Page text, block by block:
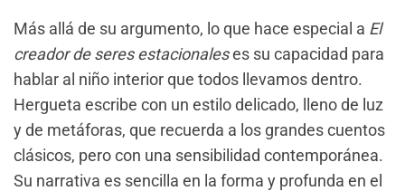
Más allá de su argumento, lo que hace especial a El
creador de seres estacionaleses su capacidad para
hablar al niño interior que todos llevamos dentro.
Hergueta escribe con un estilo delicado, lleno de luz
y de metáforas, que recuerda a los grandes cuentos
clásicos, pero con una sensibilidad contemporánea.
Su narrativa es sencilla en la forma y profunda en el